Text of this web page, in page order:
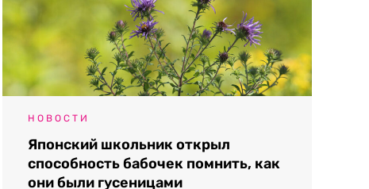
НОВОСТИ
Японский школьник открыл
способность бабочек помнить, как
они были гусеницами